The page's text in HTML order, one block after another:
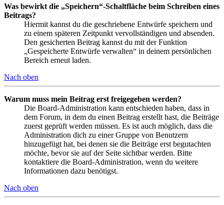
Was bewirkt die „Speichern“-Schaltfläche beim Schreiben eines
Beitrags?
Hiermit kannst du die geschriebene Entwürfe speichern und
zu einem späteren Zeitpunkt vervollständigen und absenden.
Den gesicherten Beitrag kannst du mit der Funktion
„Gespeicherte Entwürfe verwalten“ in deinem persönlichen
Bereich erneut laden.
Nach oben
Warum muss mein Beitrag erst freigegeben werden?
Die Board-Administration kann entschieden haben, dass in
dem Forum, in dem du einen Beitrag erstellt hast, die Beiträge
zuerst geprüft werden müssen. Es ist auch möglich, dass die
Administration dich zu einer Gruppe von Benutzern
hinzugefügt hat, bei denen sie die Beiträge erst begutachten
möchte, bevor sie auf der Seite sichtbar werden. Bitte
kontaktiere die Board-Administration, wenn du weitere
Informationen dazu benötigst.
Nach oben